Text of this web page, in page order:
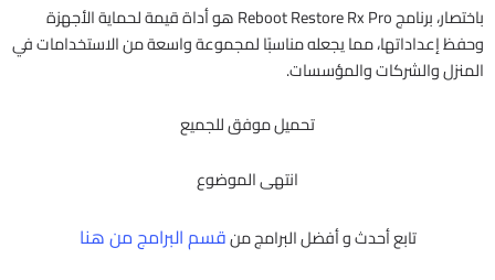
باختصار، برنامج Reboot Restore Rx Pro هو أداة قيمة لحماية الأجهزة
وحفظ إعداداتها، مما يجعله مناسبًا لمجموعة واسعة من الاستخدامات في
المنزل والشركات والمؤسسات.
تحميل موفق للجميع
انتهى الموضوع
تابع أحدث و أفضل البرامج منقسم البرامج من هنا